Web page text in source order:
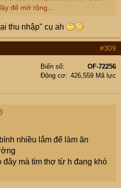
đất sốt lên vun vút. H ngậm
để mở rộng...
thu nhập" cụ ah
#309
Biển số
OF-72256
Động cơ
426,559 Mã lực
nhiều lắm để làm ăn
đây mà tìm thợ từ h đang khó